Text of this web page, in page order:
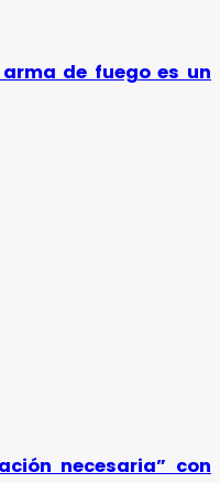
de fuego es un
necesaria” con